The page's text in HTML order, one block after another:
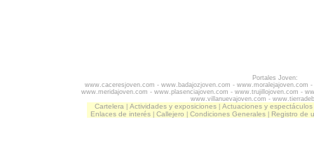
Portales Joven:
www.caceresjoven.com - www.badajozjoven.com - www.moralejajoven.com -
www.meridajoven.com - www.plasenciajoven.com - www.trujillojoven.com -
www.villanuevajoven.com -
Cartelera| Actividades y exposiciones| Actuaciones y espectáculos
Enlaces de interés| Callejero Condiciones Generales| Registro de